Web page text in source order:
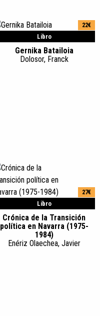
Libro
22€
Gernika Batailoia
Dolosor, Franck
Libro
27€
Crónica de la Transición
política en Navarra (1975-
1984)
Enériz Olaechea, Javier